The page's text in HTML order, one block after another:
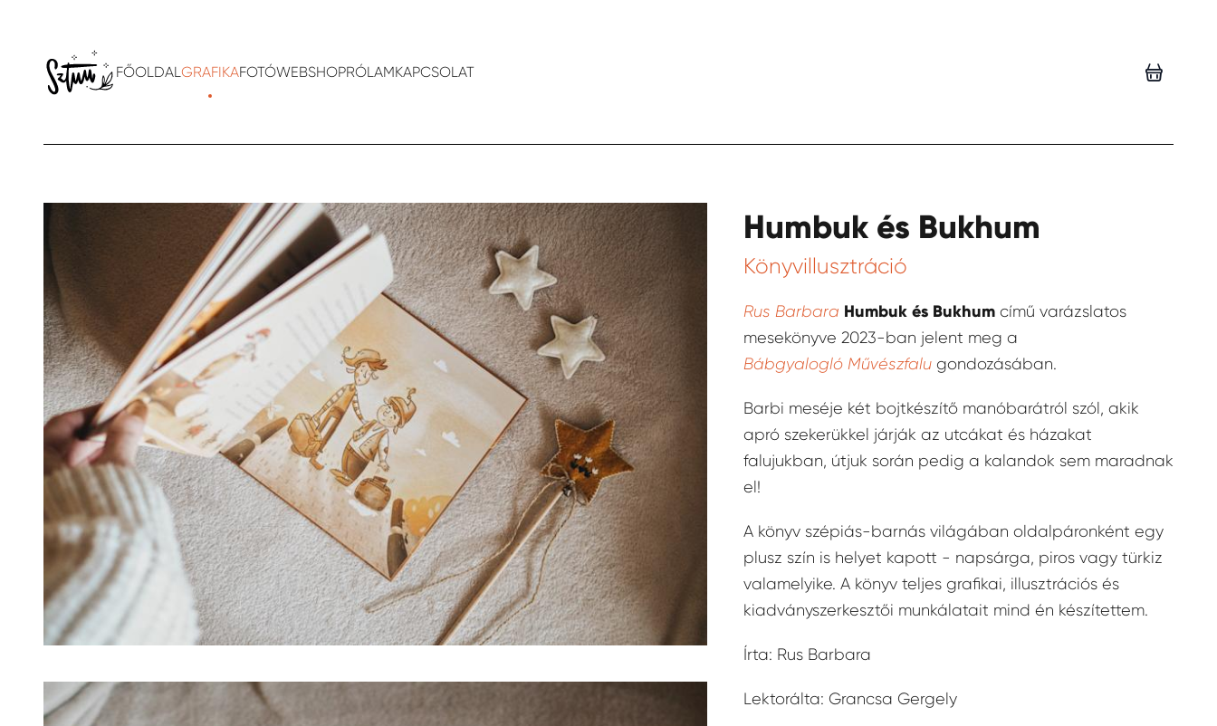
FŐOLDAL GRAFIKAFOTÓWEBSHOPRÓLAMKAPCSOLAT
Humbuk és Bukhum
Könyvillusztráció
Rus Barbara Humbuk és Bukhumcímű varázslatos
mesekönyve 2023-ban jelent meg a
Bábgyalogló Művészfalugondozásában.
Barbi meséje két bojtkészítő manóbarátról szól, akik
apró szekerükkel járják az utcákat és házakat
falujukban, útjuk során pedig a kalandok sem maradnak
el!
A könyv szépiás-barnás világában oldalpáronként egy
plusz szín is helyet kapott - napsárga, piros vagy türkiz
valamelyike. A könyv teljes grafikai, illusztrációs és
kiadványszerkesztői munkálatait mind én készítettem.
Írta: Rus Barbara
Lektorálta: Grancsa Gergely